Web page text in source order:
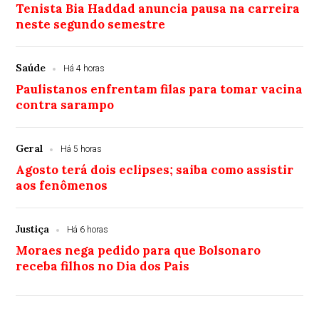
Tenista Bia Haddad anuncia pausa na carreira
neste segundo semestre
Saúde Há 4 horas
Paulistanos enfrentam filas para tomar vacina
contra sarampo
Geral Há 5 horas
Agosto terá dois eclipses; saiba como assistir
aos fenômenos
Justiça Há 6 horas
Moraes nega pedido para que Bolsonaro
receba filhos no Dia dos Pais